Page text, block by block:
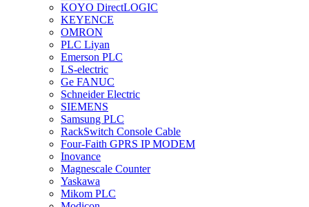
KOYO DirectLOGIC
KEYENCE
OMRON
PLC Liyan
Emerson PLC
LS-electric
Ge FANUC
Schneider Electric
SIEMENS
Samsung PLC
RackSwitch Console Cable
Four-Faith GPRS IP MODEM
Inovance
Magnescale Counter
Yaskawa
Mikom PLC